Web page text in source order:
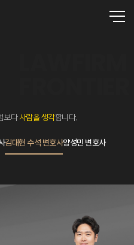
보다사람을 생각합니다.
김대현 수석 변호사양성민 변호사